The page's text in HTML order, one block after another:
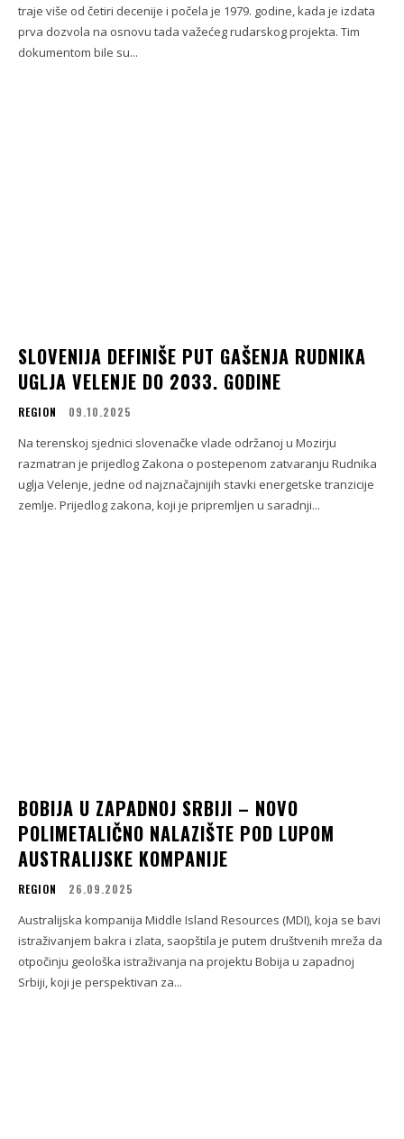
traje više od četiri decenije i počela je 1979. godine, kada je izdata
prva dozvola na osnovu tada važećeg rudarskog projekta. Tim
dokumentom bile su...
SLOVENIJA DEFINIŠE PUT GAŠENJA RUDNIKA
UGLJA VELENJE DO 2033. GODINE
REGION 09.10.2025
Na terenskoj sjednici slovenačke vlade održanoj u Mozirju
razmatran je prijedlog Zakona o postepenom zatvaranju Rudnika
uglja Velenje, jedne od najznačajnijih stavki energetske tranzicije
zemlje. Prijedlog zakona, koji je pripremljen u saradnji...
BOBIJA U ZAPADNOJ SRBIJI – NOVO
POLIMETALIČNO NALAZIŠTE POD LUPOM
AUSTRALIJSKE KOMPANIJE
REGION 26.09.2025
Australijska kompanija Middle Island Resources (MDI), koja se bavi
istraživanjem bakra i zlata, saopštila je putem društvenih mreža da
otpočinju geološka istraživanja na projektu Bobija u zapadnoj
Srbiji, koji je perspektivan za...